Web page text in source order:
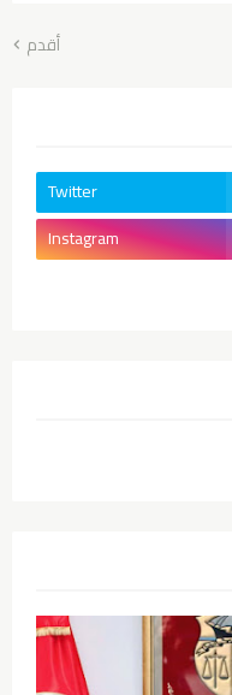
أقدم
Twitter
Instagram